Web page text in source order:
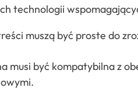
technologii
muszą być proste do
musi być kompatybilna z